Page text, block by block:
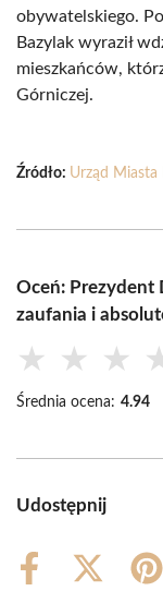
obywatelskiego.
Bazylak wyraził
mieszkańców,
Górniczej.
Źródło: Urząd Miasta
Oceń: Prezydent
zaufania i
★ ★ ★
Średnia ocena: 4.94
Udostępnij
Share
Share